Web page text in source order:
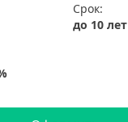
Срок:
до 10 лет